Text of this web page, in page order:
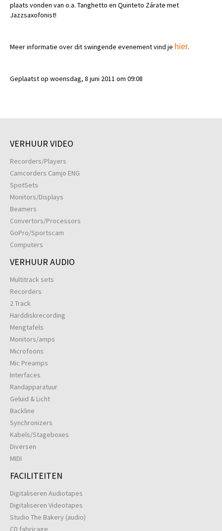
plaats vonden van o.a. Tanghetto en Quinteto Zárate met
Jazzsaxofonist!
Meer informatie over dit swingende evenement vind je hier.
Geplaatst op woensdag, 8 juni 2011 om 09:08
VERHUUR VIDEO
Recorders/Players
Camcorders Camjo ENG
SpotSets
Monitors/Displays
Beamers
Convertors/Processors
GoPro/Sportscam
Computers
VERHUUR AUDIO
Multitrack sets
Recorders
2 Track
Harddiskrecording
Mengtafels
Monitors/amps
Microfoons
Mic Preamps
Interfaces
Randapparatuur
Geluid & Licht
Backline
Synchronizers
Kabels/Stageboxes
Diversen
MIDI
FACILITEITEN
Digitaliseren Audiotapes
Digitaliseren Videotapes
Studio The Bakery (audio)
CD fabricage